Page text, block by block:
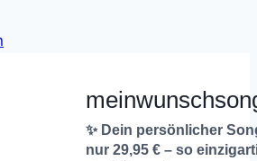
✨ Dein persönlicher
nur 29,95 € – so